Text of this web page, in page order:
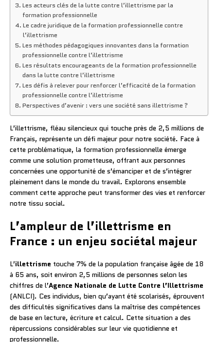
Les acteurs clés de la lutte contre l’illettrisme par la
formation professionnelle
Le cadre juridique de la formation professionnelle contre
l’illettrisme
Les méthodes pédagogiques innovantes dans la formation
professionnelle contre l’illettrisme
Les résultats encourageants de la formation professionnelle
dans la lutte contre l’illettrisme
Les défis à relever pour renforcer l’efficacité de la formation
professionnelle contre l’illettrisme
Perspectives d’avenir : vers une société sans illettrisme ?
L’illettrisme, fléau silencieux qui touche près de 2,5 millions de
Français, représente un défi majeur pour notre société. Face à
cette problématique, la formation professionnelle émerge
comme une solution prometteuse, offrant aux personnes
concernées une opportunité de s’émanciper et de s’intégrer
pleinement dans le monde du travail. Explorons ensemble
comment cette approche peut transformer des vies et renforcer
notre tissu social.
L’ampleur de l’illettrisme en
France : un enjeu sociétal majeur
L’illettrisme touche 7% de la population française âgée de 18
à 65 ans, soit environ 2,5 millions de personnes selon les
chiffres de l’Agence Nationale de Lutte Contre l’Illettrisme
(ANLCI). Ces individus, bien qu’ayant été scolarisés, éprouvent
des difficultés significatives dans la maîtrise des compétences
de base en lecture, écriture et calcul. Cette situation a des
répercussions considérables sur leur vie quotidienne et
professionnelle.